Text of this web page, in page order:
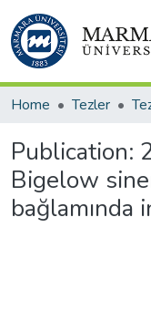
Home Tezler
Publication:
Bigelow
bağlamında